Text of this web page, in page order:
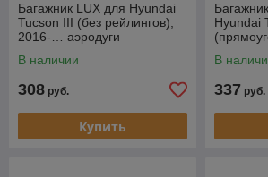
Багажник LUX для Hyundai
Tucson III (без рейлингов),
2016-… аэродуги
В наличии
308 руб.
Купить
Hyundai
В
337 руб.